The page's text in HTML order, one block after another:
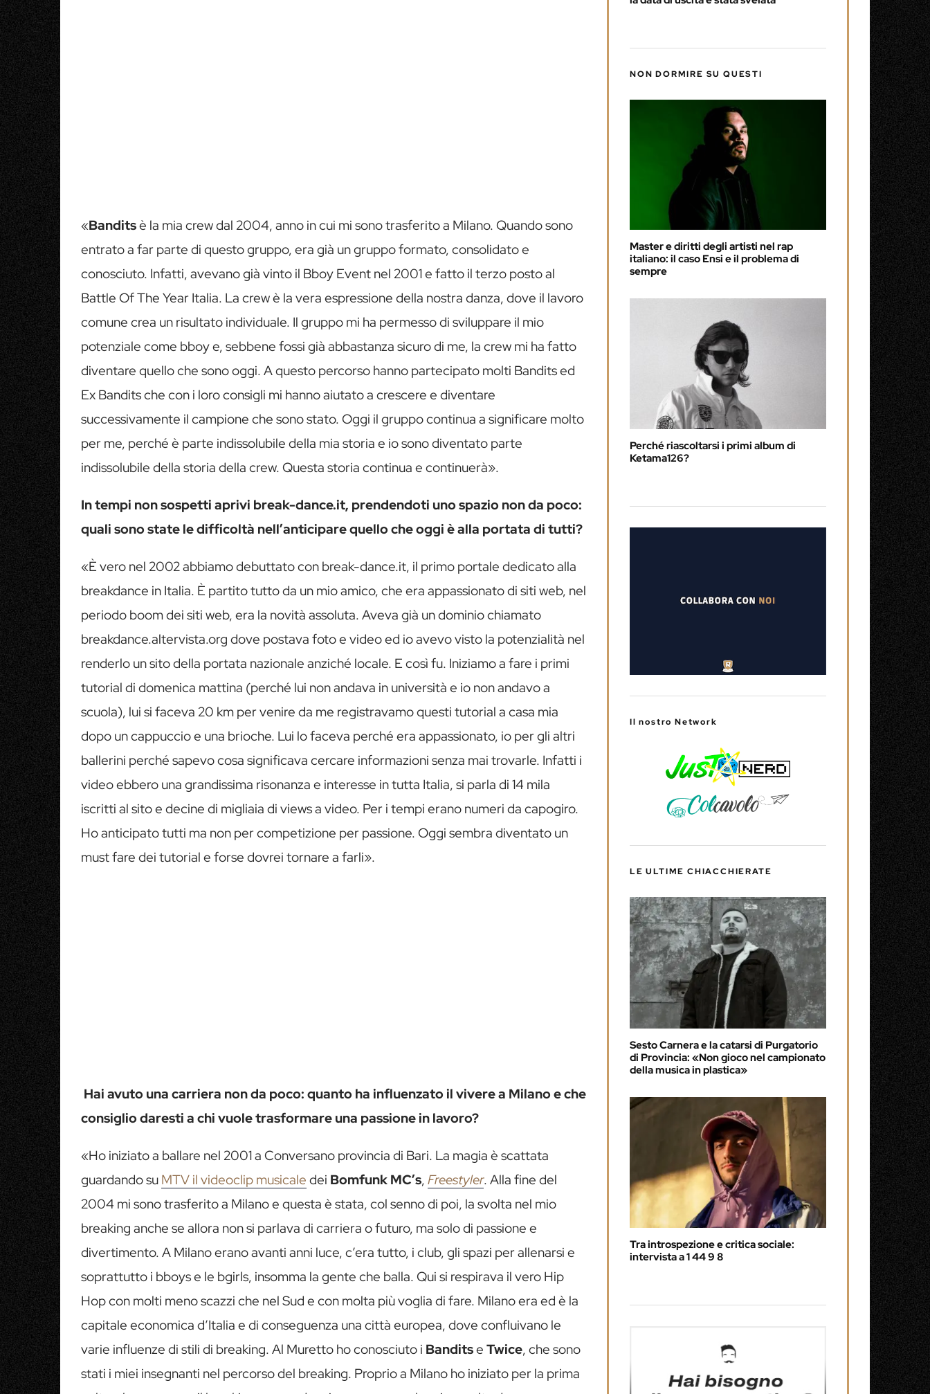
«Banditsè la mia crew dal 2004, anno in cui mi sono trasferito a Milano. Quando sono
entrato a far parte di questo gruppo, era già un gruppo formato, consolidato e
conosciuto. Infatti, avevano già vinto il Bboy Event nel 2001 e fatto il terzo posto al
Battle Of The Year Italia. La crew è la vera espressione della nostra danza, dove il lavoro
comune crea un risultato individuale. Il gruppo mi ha permesso di sviluppare il mio
potenziale come bboy e, sebbene fossi già abbastanza sicuro di me, la crew mi ha fatto
diventare quello che sono oggi. A questo percorso hanno partecipato molti Bandits ed
Ex Bandits che con i loro consigli mi hanno aiutato a crescere e diventare
successivamente il campione che sono stato. Oggi il gruppo continua a significare molto
per me, perché è parte indissolubile della mia storia e io sono diventato parte
indissolubile della storia della crew. Questa storia continua e continuerà».
In tempi non sospetti aprivi break-dance.it, prendendoti uno spazio non da poco:
quali sono state le difficoltà nell’anticipare quello che oggi è alla portata di tutti?
«È vero nel 2002 abbiamo debuttato con break-dance.it, il primo portale dedicato alla
breakdance in Italia. È partito tutto da un mio amico, che era appassionato di siti web, nel
periodo boom dei siti web, era la novità assoluta. Aveva già un dominio chiamato
breakdance.altervista.org dove postava foto e video ed io avevo visto la potenzialità nel
renderlo un sito della portata nazionale anziché locale. E così fu. Iniziamo a fare i primi
tutorial di domenica mattina (perché lui non andava in università e io non andavo a
scuola), lui si faceva 20 km per venire da me registravamo questi tutorial a casa mia
dopo un cappuccio e una brioche. Lui lo faceva perché era appassionato, io per gli altri
ballerini perché sapevo cosa significava cercare informazioni senza mai trovarle. Infatti i
video ebbero una grandissima risonanza e interesse in tutta Italia, si parla di 14 mila
iscritti al sito e decine di migliaia di views a video. Per i tempi erano numeri da capogiro.
Ho anticipato tutti ma non per competizione per passione. Oggi sembra diventato un
must fare dei tutorial e forse dovrei tornare a farli».
Hai avuto una carriera non da poco: quanto ha influenzato il vivere a Milano e che
consiglio daresti a chi vuole trasformare una passione in lavoro?
«Ho iniziato a ballare nel 2001 a Conversano provincia di Bari. La magia è scattata
guardando su MTV il videoclip musicale dei Bomfunk MC’s, Freestyler. Alla fine del
2004 mi sono trasferito a Milano e questa è stata, col senno di poi, la svolta nel mio
breaking anche se allora non si parlava di carriera o futuro, ma solo di passione e
divertimento. A Milano erano avanti anni luce, c’era tutto, i club, gli spazi per allenarsi e
soprattutto i bboys e le bgirls, insomma la gente che balla. Qui si respirava il vero Hip
Hop con molti meno scazzi che nel Sud e con molta più voglia di fare. Milano era ed è la
capitale economica d’Italia e di conseguenza una città europea, dove confluivano le
varie influenze di stili di breaking. Al Muretto ho conosciuto i Banditse Twice, che sono
stati i miei insegnanti nel percorso del breaking. Proprio a Milano ho iniziato per la prima
NON DORMIRE SU QUESTI
Master e diritti degli artisti nel rap
italiano: il caso Ensi e il problema di
sempre
Perché riascoltarsi i primi album di
Ketama126?
Il nostro Network
LE ULTIME CHIACCHIERATE
Sesto Carnera e la catarsi di Purgatorio
di Provincia: «Non gioco nel campionato
della musica in plastica»
Tra introspezione e critica sociale:
intervista a 1 44 9 8